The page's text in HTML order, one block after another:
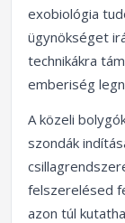
exobiológia
ügynökséget
technikákra
emberiség
A közeli
szondák
felszerelésed
azon túl